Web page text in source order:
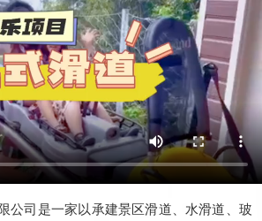
公司是一家以承建景区滑道、水滑道、玻